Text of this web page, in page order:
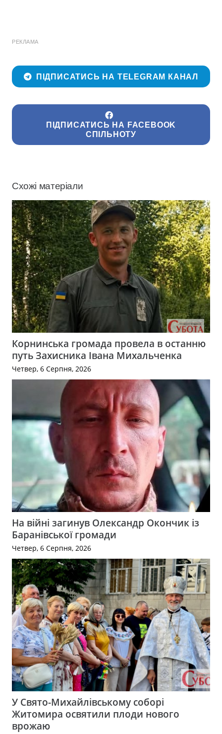
РЕКЛАМА
ПІДПИСАТИСЬ НА TELEGRAM КАНАЛ
ПІДПИСАТИСЬ НА FACEBOOK
СПІЛЬНОТУ
Схожі матеріали
Корнинська громада провела в останню
путь Захисника Івана Михальченка
Четвер, 6 Серпня, 2026
На війні загинув Олександр Окончик із
Баранівської громади
Четвер, 6 Серпня, 2026
У Свято-Михайлівському соборі
Житомира освятили плоди нового
врожаю